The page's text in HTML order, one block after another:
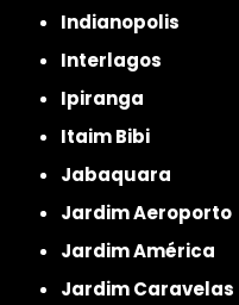
Indianopolis
Interlagos
Ipiranga
Itaim Bibi
Jabaquara
Jardim Aeroporto
Jardim América
Jardim Caravelas